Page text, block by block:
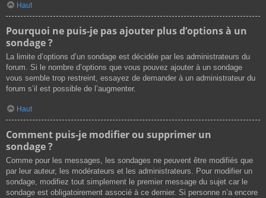
Haut
Pourquoi ne puis-je pas ajouter plus d’options à un
sondage ?
La limite d’options d’un sondage est décidée par les administrateurs du
forum. Si le nombre d’options que vous pouvez ajouter à un sondage
vous semble trop restreint, essayez de demander à un administrateur du
forum s’il est possible de l’augmenter.
Haut
Comment puis-je modifier ou supprimer un
sondage ?
Comme pour les messages, les sondages ne peuvent être modifiés que
par leur auteur, les modérateurs et les administrateurs. Pour modifier un
sondage, modifiez tout simplement le premier message du sujet car le
sondage est obligatoirement associé à ce dernier. Si personne n’a encore